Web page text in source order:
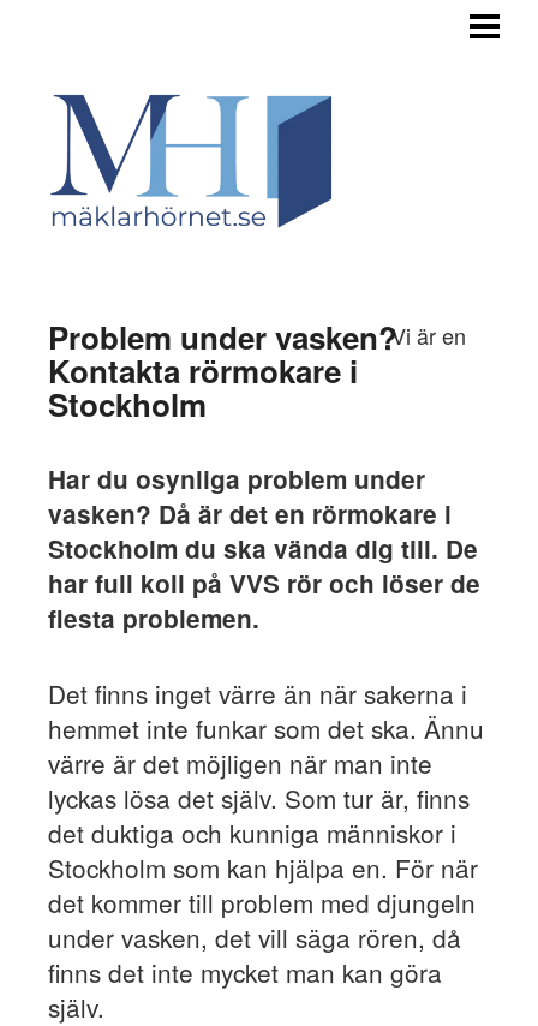
STEGET FÖRE
INFÖR FÖRSÄLJNING
OM BUDGIVNINGEN
Problem under vasken?
Kontakta rörmokare i
Stockholm
Har du osynliga problem under
vasken? Då är det en rörmokare i
Stockholm du ska vända dig till. De
har full koll på VVS rör och löser de
flesta problemen.
Det finns inget värre än när sakerna i
hemmet inte funkar som det ska. Ännu
värre är det möjligen när man inte
lyckas lösa det själv. Som tur är, finns
det duktiga och kunniga människor i
Stockholm som kan hjälpa en. För när
det kommer till problem med djungeln
under vasken, det vill säga rören, då
finns det inte mycket man kan göra
själv.
Vi är en